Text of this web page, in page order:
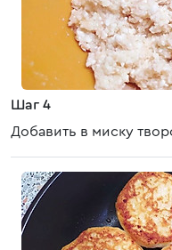
Шаг 4
Добавить в миску